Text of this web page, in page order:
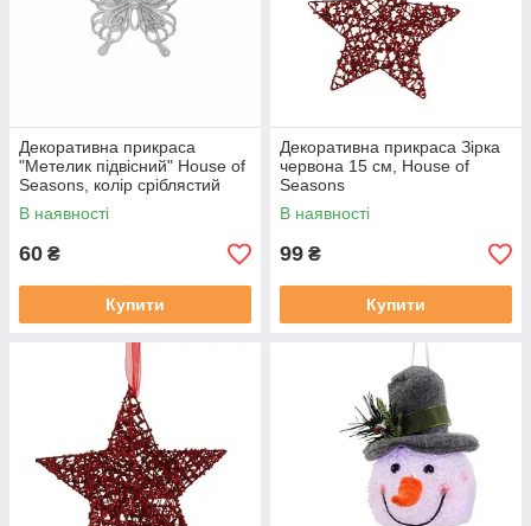
Декоративна прикраса
"Метелик підвісний" House of
Seasons, колір сріблястий
В наявності
60 ₴
Купити
Декоративна прикраса Зірка
червона 15 см, House of
Seasons
В наявності
99 ₴
Купити